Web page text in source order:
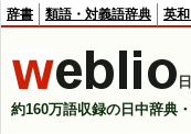
辞書 類語・対義語辞典 英
約160万語収録の日中辞典